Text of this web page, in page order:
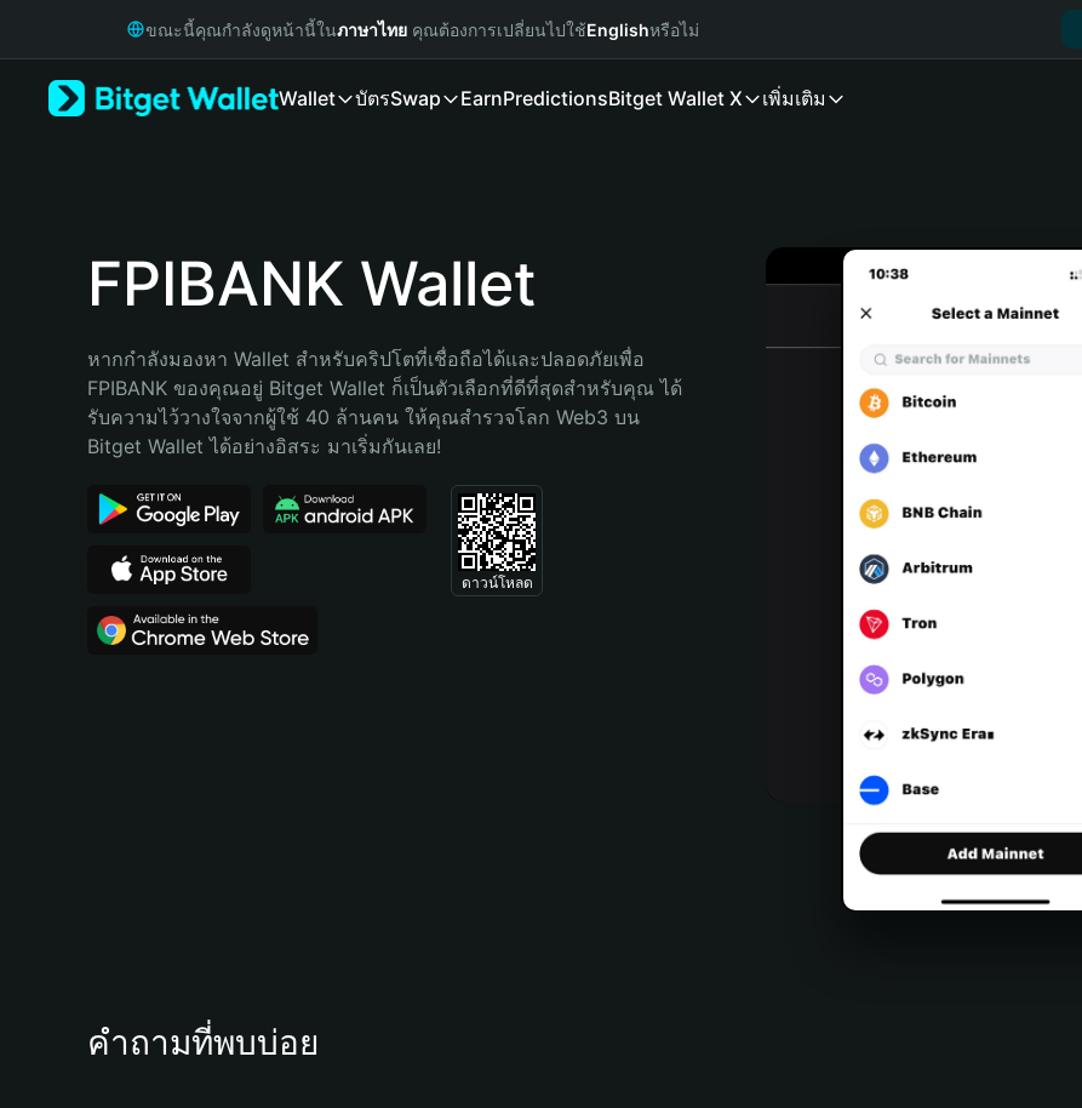
Русский
Bahasa Indonesia
Português (Brasil)
ขณะนี้คุณกำลังดูหน้านี้ในภาษาไทย คุณต้องการเปลี่ยนไปใช้Englishหรือไม่
Wallet บัตรSwap EarnPredictionsBitget Wallet X เพิ่มเติม
FPIBANK Wallet
หากกำลังมองหา Wallet สำหรับคริปโตที่เชื่อถือได้และปลอดภัยเพื่อ
FPIBANK ของคุณอยู่ Bitget Wallet ก็เป็นตัวเลือกที่ดีที่สุดสำหรับคุณ ได้
รับความไว้วางใจจากผู้ใช้ 40 ล้านคน ให้คุณสำรวจโลก Web3 บน
Bitget Wallet ได้อย่างอิสระ มาเริ่มกันเลย!
ดาวน์โหลด
คำถามที่พบบ่อย